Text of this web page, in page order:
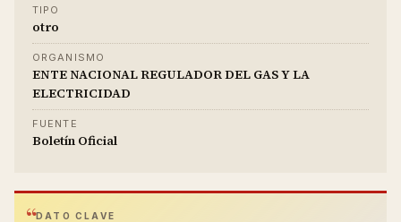
TIPO
otro
ORGANISMO
ENTE NACIONAL REGULADOR DEL GAS Y LA
ELECTRICIDAD
FUENTE
Boletín Oficial
DATO CLAVE